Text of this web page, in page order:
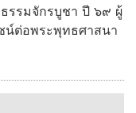
รรมจักรบูชา ปี ๖๙ ผู้
ต่อพระพุทธศาสนา